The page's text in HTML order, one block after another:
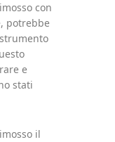
con
potrebbe
e
stati
il